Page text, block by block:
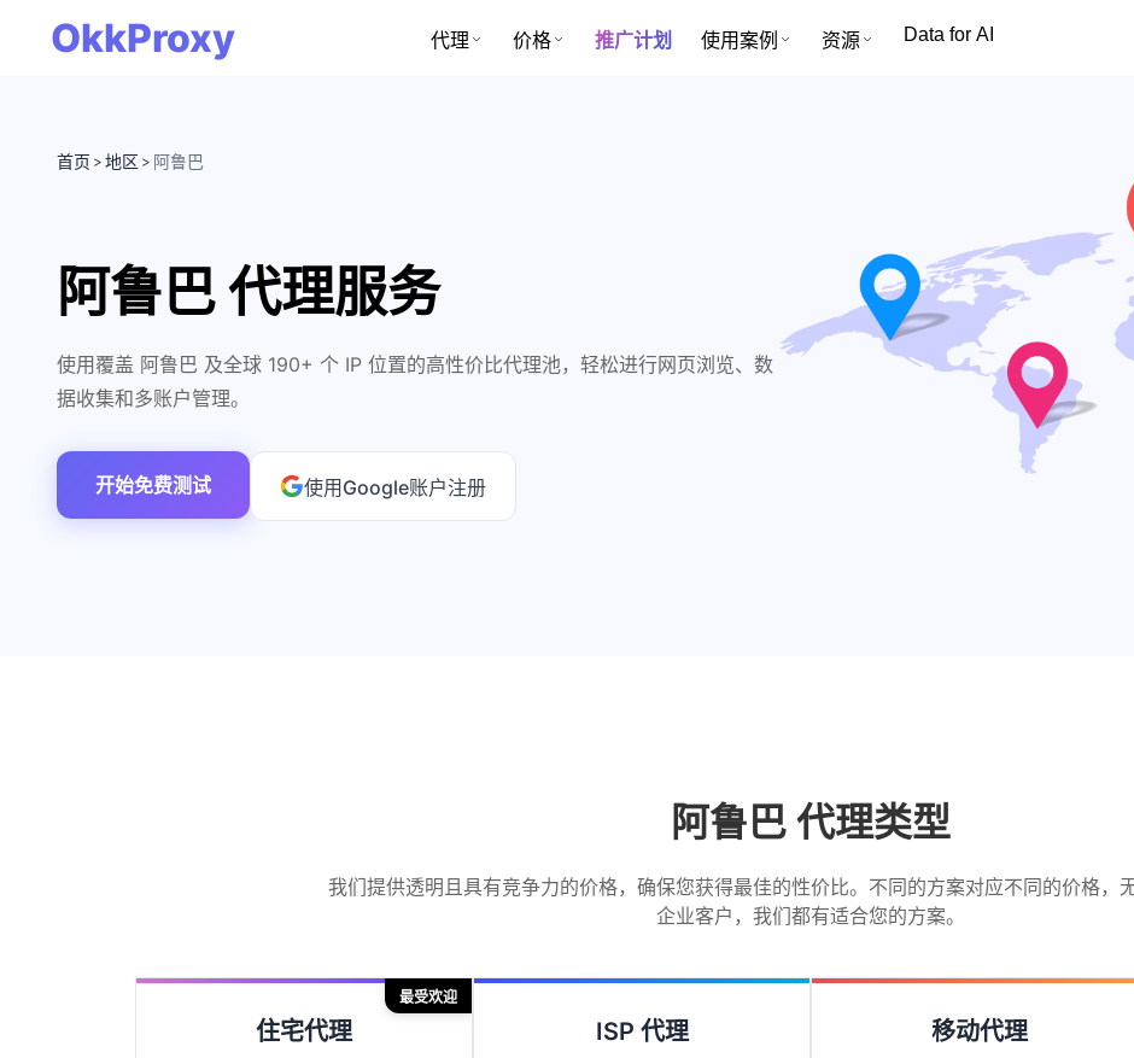
OkkProxy 代理 价格 推广计划 使用案例 资源 Data for AI
首页 > 地区 > 阿鲁巴
阿鲁巴 代理服务
使用覆盖 阿鲁巴 及全球 190+ 个 IP 位置的高性价比代理池，轻松进行网页浏览、数
据收集和多账户管理。
开始免费测试 使用Google账户注册
阿鲁巴 代理类型
我们提供透明且具有竞争力的价格，确保您获得最佳的性价比。不同的方案对应不同的价格，
企业客户，我们都有适合您的方案。
住宅代理
最受欢迎
ISP 代理 移动代理